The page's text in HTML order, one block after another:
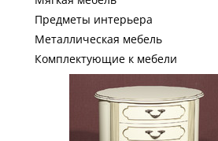
Предметы интерьера
Металлическая мебель
Комплектующие к мебели